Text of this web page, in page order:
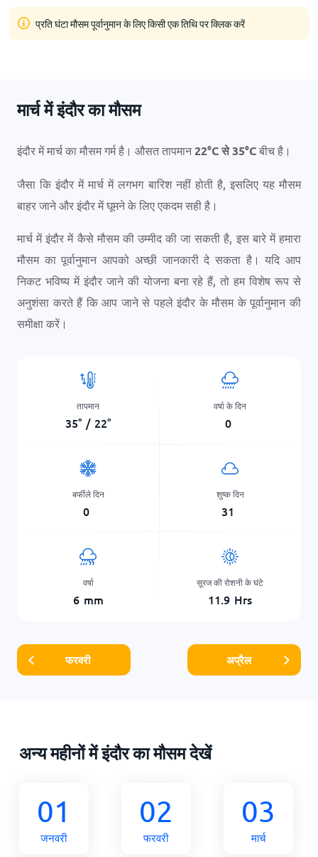
प्रति घंटा मौसम पूर्वानुमान के लिए किसी एक तिथि पर क्लिक करें
मार्च में इंदौर का मौसम
इंदौर में मार्च का मौसम गर्म है। औसत तापमान22°Cसे35°C बीच है।
जैसा कि इंदौर में मार्च में लगभग बारिश नहीं होती है, इसलिए यह मौसम
बाहर जाने और इंदौर में घूमने के लिए एकदम सही है।
मार्च में इंदौर में कैसे मौसम की उम्मीद की जा सकती है, इस बारे में हमारा
मौसम का पूर्वानुमान आपको अच्छी जानकारी दे सकता है। यदि आप
निकट भविष्य में इंदौर जाने की योजना बना रहे हैं, तो हम विशेष रूप से
अनुशंसा करते हैं कि आप जाने से पहले इंदौर के मौसम के पूर्वानुमान की
समीक्षा करें।
तापमान
35° / 22°
वर्षा के दिन
0
बर्फीले दिन
0
शुष्क दिन
31
वर्षा
6 mm
सूरज की रोशनी के घंटे
11.9 Hrs
फरवरी अप्रैल
अन्य महीनों में इंदौर का मौसम देखें
01
जनवरी
02
फरवरी
03
मार्च